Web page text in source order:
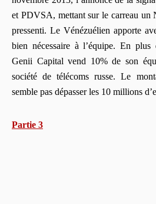
et PDVSA, mettant sur le carreau un
pressenti. Le Vénézuélien apporte
bien nécessaire à l’équipe. En
Genii Capital vend 10% de son
société de télécoms russe. Le
semble pas dépasser les 10 millions
Partie 3